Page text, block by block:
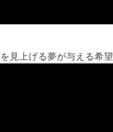
見上げる夢が与える希望